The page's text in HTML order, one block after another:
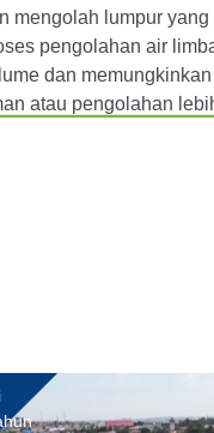
mengolah lumpur
pengolahan air
dan
atau pengolahan